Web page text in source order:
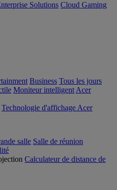
Solutions Cloud Gaming
Business Tous les jours
Moniteur intelligent Acer
Technologie d'affichage Acer
salle Salle de réunion
Calculateur de distance de